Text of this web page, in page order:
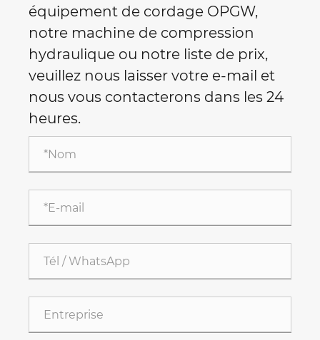
équipement de cordage OPGW,
notre machine de compression
hydraulique ou notre liste de prix,
veuillez nous laisser votre e-mail et
nous vous contacterons dans les 24
heures.